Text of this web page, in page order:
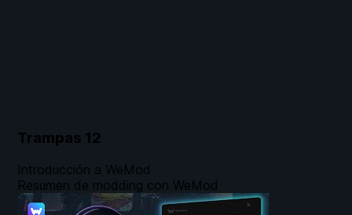
Trampas 12
Introducción a WeMod
Resumen de modding con WeMod